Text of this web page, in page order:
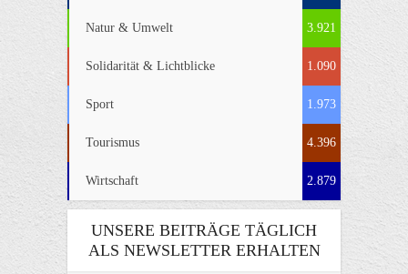
Natur & Umwelt 3.921
Solidarität & Lichtblicke 1.090
Sport 1.973
Tourismus 4.396
Wirtschaft 2.879
UNSERE BEITRÄGE TÄGLICH
ALS NEWSLETTER ERHALTEN